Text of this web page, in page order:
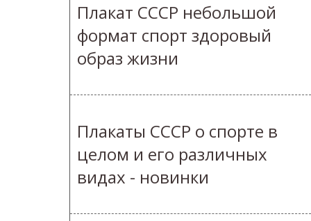
Плакат СССР небольшой
формат спорт здоровый
образ жизни
Плакаты СССР о спорте в
целом и его различных
видах - новинки